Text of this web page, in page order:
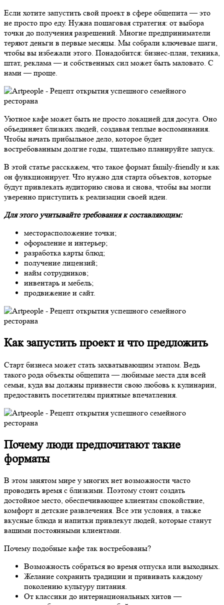
Если хотите запустить свой проект в сфере общепита — это
не просто про еду. Нужна пошаговая стратегия: от выбора
точки до получения разрешений. Многие предприниматели
теряют деньги в первые месяцы. Мы собрали ключевые шаги,
чтобы вы избежали этого. Понадобится: бизнес-план, техника,
штат, реклама — и собственных сил может быть маловато. С
нами — проще.
Уютное кафе может быть не просто локацией для досуга. Оно
объединяет близких людей, создавая теплые воспоминания.
Чтобы начать прибыльное дело, которое будет
востребованным долгие годы, тщательно планируйте запуск.
В этой статье расскажем, что такое формат family-friendly и как
он функционирует. Что нужно для старта объектов, которые
будут привлекать аудиторию снова и снова, чтобы вы могли
уверенно приступить к реализации своей идеи.
Для этого учитывайте требования к составляющим:
месторасположение точки;
оформление и интерьер;
разработка карты блюд;
получение лицензий;
найм сотрудников;
инвентарь и мебель;
продвижение и сайт.
Как запустить проект и что предложить
Старт бизнеса может стать захватывающим этапом. Ведь
такого рода объекты общепита — любимые места для всей
семьи, куда вы должны привнести свою любовь к кулинарии,
предоставить посетителям приятные впечатления.
Почему люди предпочитают такие
форматы
В этом занятом мире у многих нет возможности часто
проводить время с близкими. Поэтому стоит создать
достойное место, обеспечивающее клиентам спокойствие,
комфорт и детские развлечения. Все эти условия, а также
вкусные блюда и напитки привлекут людей, которые станут
вашими постоянными клиентами.
Почему подобные кафе так востребованы?
Возможность собраться во время отпуска или выходных.
Желание сохранить традиции и прививать каждому
поколению культуру питания.
От классики до интернациональных хитов —